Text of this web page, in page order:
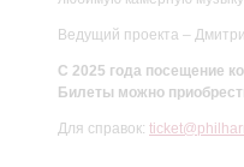
Ведущий проекта –
С 2025 года посещение
Билеты можно
Для справок: